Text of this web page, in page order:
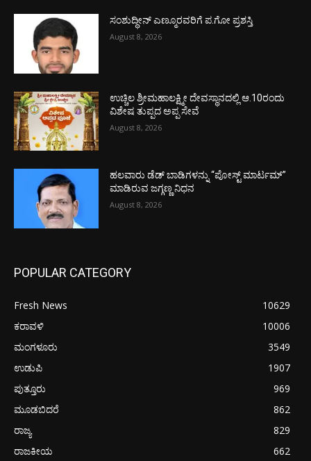
ಸಂಶುದ್ಧೀನ್ ಎಣ್ಮೂರವರಿಗೆ ಪ.ಗೋ ಪ್ರಶಸ್ತಿ
August 8, 2026
ಉಚ್ಚಿಲ ಶ್ರೀಮಹಾಲಕ್ಷ್ಮೀ ದೇವಸ್ಥಾನದಲ್ಲಿ ಆ.10ರಂದು
ವಿಶೇಷ ತುಪ್ಪದ ಅಪ್ಪ ಸೇವೆ
August 8, 2026
ಹಲವಾರು ಡೆಡ್ ಬಾಡಿಗಳನ್ನು “ಪೋಸ್ಟ್ ಮಾರ್ಟಮ್”
ಮಾಡಿರುವ ಜಗ್ಗಣ್ಣ ನಿಧನ
August 8, 2026
POPULAR CATEGORY
Fresh News
10629
ಕರಾವಳಿ
10006
ಮಂಗಳೂರು
3549
ಉಡುಪಿ
1907
ಪುತ್ತೂರು
969
ಮೂಡಬಿದರೆ
862
ರಾಜ್ಯ
829
ರಾಜಕೀಯ
662